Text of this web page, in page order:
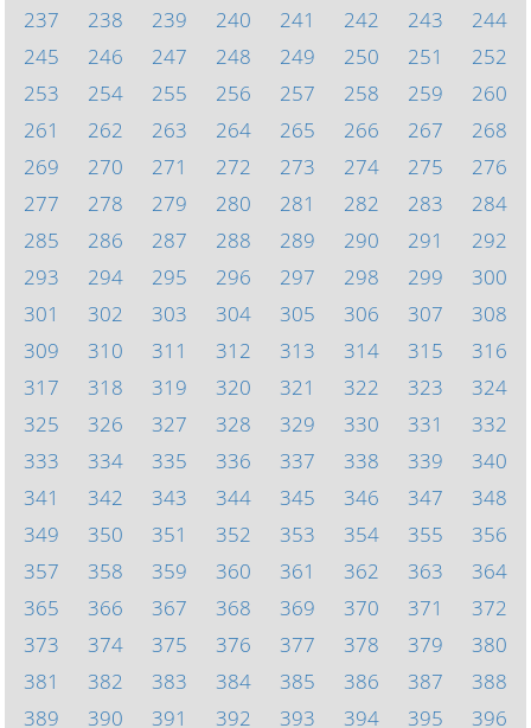
237
238 239 240 241 242 243
244
245
246 247 248 249 250 251
252
253
254 255 256 257 258 259
260
261
262 263 264 265 266 267
268
269
270 271 272 273 274 275
276
277
278 279 280 281 282 283
284
285
286 287 288 289 290 291
292
293
294 295 296 297 298 299
300
301
302 303 304 305 306 307
308
309
310 311 312 313 314 315
316
317
318 319 320 321 322 323
324
325
326 327 328 329 330 331
332
333
334 335 336 337 338 339
340
341
342 343 344 345 346 347
348
349
350 351 352 353 354 355
356
357
358 359 360 361 362 363
364
365
366 367 368 369 370 371
372
373
374 375 376 377 378 379
380
381
382 383 384 385 386 387
388
389
390 391 392 393 394 395 396